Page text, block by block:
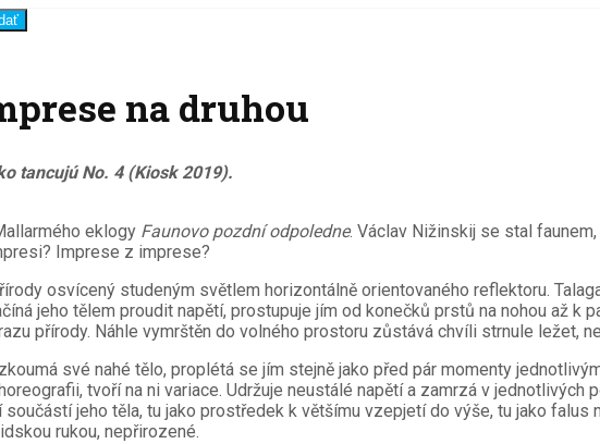
na druhou
tancujú No. 4 (Kiosk 2019).
eklogy Faunovo pozdní odpoledne. Václav Nižinskij se stal
Imprese z imprese?
osvícený studeným světlem horizontálně orientovaného reflektoru.
jeho tělem proudit napětí, prostupuje jím od konečků prstů na nohou až k
přírody. Náhle vymrštěn do volného prostoru zůstává chvíli strnule ležet,
své nahé tělo, proplétá se jím stejně jako před pár momenty
tvoří na ni variace. Udržuje neustálé napětí a zamrzá v
jeho těla, tu jako prostředek k většímu vzepjetí do výše, tu jako
rukou, nepřirozené.